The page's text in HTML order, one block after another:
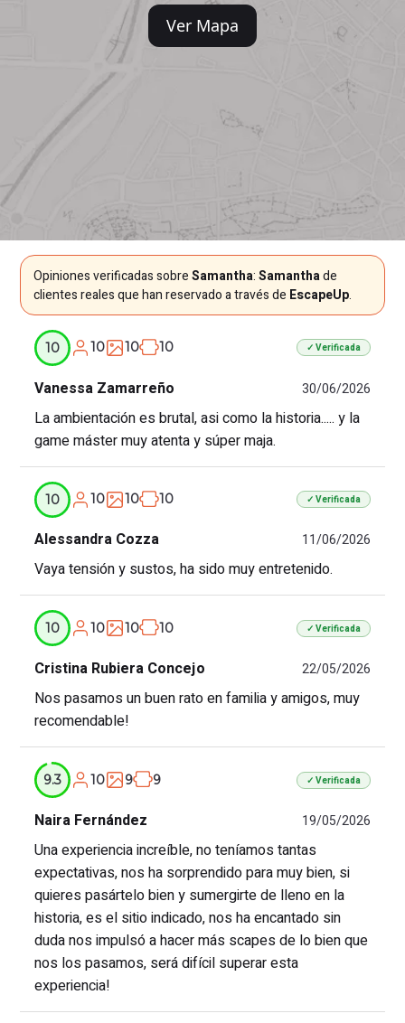
Ver Mapa
Opiniones verificadas sobreSamantha:Samanthade
clientes reales que han reservado a través de EscapeUp.
10 10 10 10 ✓ Verificada
Vanessa Zamarreño 30/06/2026
La ambientación es brutal, asi como la historia..... y la
game máster muy atenta y súper maja.
10 10 10 10 ✓ Verificada
Alessandra Cozza 11/06/2026
Vaya tensión y sustos, ha sido muy entretenido.
10 10 10 10 ✓ Verificada
Cristina Rubiera Concejo 22/05/2026
Nos pasamos un buen rato en familia y amigos, muy
recomendable!
9.3 10 9 9 ✓ Verificada
Naira Fernández 19/05/2026
Una experiencia increíble, no teníamos tantas
expectativas, nos ha sorprendido para muy bien, si
quieres pasártelo bien y sumergirte de lleno en la
historia, es el sitio indicado, nos ha encantado sin
duda nos impulsó a hacer más scapes de lo bien que
nos los pasamos, será difícil superar esta
experiencia!